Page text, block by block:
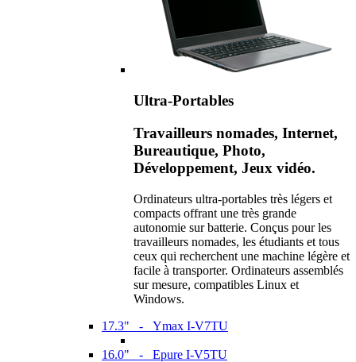
Ultra-Portables
Travailleurs nomades, Internet,
Bureautique, Photo,
Développement, Jeux vidéo.
Ordinateurs ultra-portables très légers et
compacts offrant une très grande
autonomie sur batterie. Conçus pour les
travailleurs nomades, les étudiants et tous
ceux qui recherchent une machine légère et
facile à transporter. Ordinateurs assemblés
sur mesure, compatibles Linux et
Windows.
17.3" - Ymax I-V7TU
16.0" - Epure I-V5TU